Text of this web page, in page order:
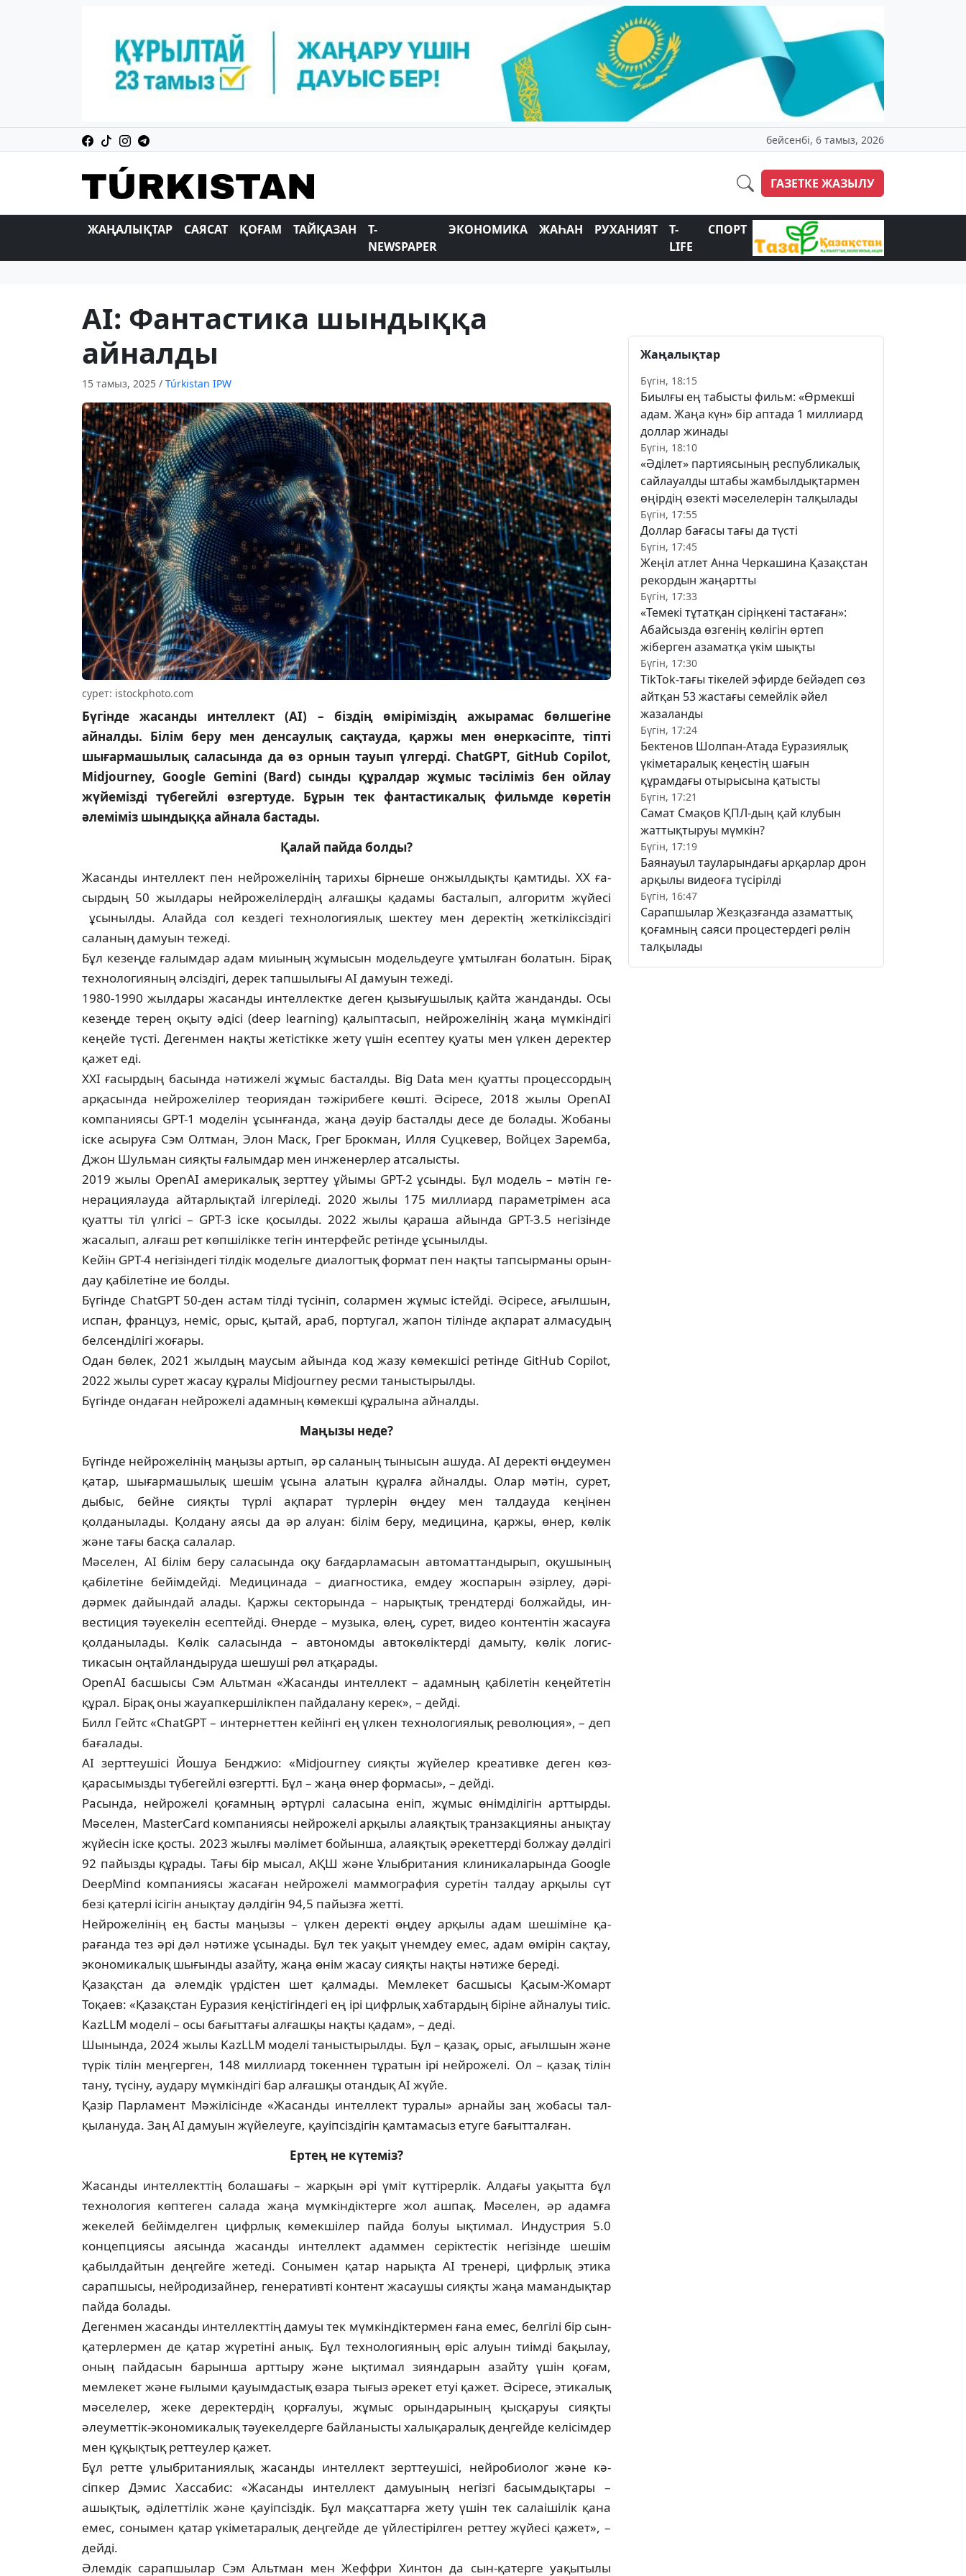
бейсенбі, 6 тамыз, 2026
ГАЗЕТКЕ ЖАЗЫЛУ
ЖАҢАЛЫҚТАР САЯСАТ ҚОҒАМ ТАЙҚАЗАН
T-
NEWSPAPER
ЭКОНОМИКА ЖАҺАН РУХАНИЯТ
T-
LIFE
СПОРТ
AI: Фантастика шындыққа
айналды
15 тамыз, 2025 / Túrkіstan IPW
сурет: istockphoto.com
Бүгінде жасанды интеллект (AI) – біздің өміріміздің ажырамас бөлшегіне
айналды. Білім беру мен денсаулық сақтауда, қаржы мен өнеркәсіпте, тіпті
шығармашылық саласында да өз орнын тауып үлгерді. ChatGPT, GitHub Copilot,
Midjourney, Google Gemini (Bard) сынды құралдар жұмыс тәсіліміз бен ойлау
жүйемізді түбегейлі өзгертуде. Бұрын тек фантастикалық фильмде көретін
әлеміміз шындыққа айнала бастады.
Қалай пайда болды?
Жасанды интеллект пен ней­ро­же­лінің тари­хы бірнеше онжыл­дық­ты қамтиды. ХХ ға­
сырдың 50 жылдары ней­рожелілердің алғашқы қадамы бас­та­лып, алгоритм жүйесі
ұсынылды. Алайда сол кездегі технологиялық шектеу мен де­­­ректің жеткіліксіздігі
саланың да­муын тежеді.
Бұл кезеңде ғалымдар адам миының жұ­мысын модельдеуге ұмтылған болатын. Бір­ақ
технологияның әлсіздігі, дерек тап­шы­лығы AI дамуын тежеді.
1980-1990 жылдары жасанды ин­тел­лект­ке деген қызығушылық қайта жан­дан­ды. Осы
кезеңде терең оқыту әдісі (deep learning) қалыптасып, нейрожелінің жаңа мүм­кіндігі
кеңейе түсті. Дегенмен нақты же­тістікке жету үшін есептеу қуаты мен үл­кен деректер
қажет еді.
XXI ғасырдың басында нәтижелі жұ­мыс басталды. Big Data мен қуатты про­цес­сор­дың
арқасында нейрожелілер тео­рия­дан тәжірибеге көшті. Әсіресе, 2018 жылы OpenAI
компаниясы GPT-1 моделін ұсын­ған­да, жаңа дәуір басталды десе де болады. Жо­баны
іске асыруға Сэм Олтман, Элон Маск, Грег Брокман, Илля Суцкевер, Войцех Заремба,
Джон Шульман сияқты ғалымдар мен инженерлер атсалысты.
2019 жылы OpenAI америкалық зерттеу ұйы­мы GPT-2 ұсынды. Бұл модель – мәтін ге­
нерациялауда айтарлықтай ілгеріледі. 2020 жылы 175 миллиард параметрімен аса
қуат­ты тіл үлгісі – GPT-3 іске қосылды. 2022 жылы қараша айында GPT-3.5 негі­зін­де
жасалып, алғаш рет көпшілікке тегін ин­т­ерфейс ретінде ұсынылды.
Кейін GPT-4 негізіндегі тілдік модельге диа­логтық формат пен нақты тапсырманы орын­
дау қабілетіне ие болды.
Бүгінде ChatGPT 50-ден астам тілді тү­сініп, солармен жұмыс істейді. Әсіресе, ағыл­шын,
испан, француз, неміс, орыс, қы­тай, араб, португал, жапон тілінде ақпа­рат алмасудың
белсенділігі жоғары.
Одан бөлек, 2021 жылдың маусым айын­да код жазу көмекшісі ретінде GitHub Copilot,
2022 жылы сурет жасау құралы Midjourney ресми таныстырылды.
Бүгінде ондаған нейрожелі адамның кө­мекші құралына айналды.
Маңызы неде?
Бүгінде нейрожелінің маңызы артып, әр саланың тынысын ашуда. AI де­рек­ті өңдеумен
қатар, шығармашылық ше­шім ұсына алатын құралға айналды. Олар мәтін, сурет,
дыбыс, бейне сияқты түр­лі ақпарат түрлерін өңдеу мен талдауда кеңі­нен
қолданылады. Қолдану аясы да әр алуан: білім беру, медицина, қаржы, өнер, кө­лік
және тағы басқа салалар.
Мәселен, AI білім беру саласында оқу бағ­­­­дарламасын автоматтандырып, оқу­шы­ның
қабілетіне бейімдейді. Медицинада – диаг­ностика, емдеу жоспарын әзірлеу, дә­рі-
дәрмек дайындай алады. Қаржы сек­то­рында – нарықтық трендтерді болжайды, ин­
вестиция тәуекелін есептейді. Өнерде – музыка, өлең, сурет, видео контентін жасау­ға
қолданылады. Көлік саласында – авто­ном­ды автокөліктерді дамыту, көлік ло­гис­
тикасын оңтайландыруда шешуші рөл атқарады.
OpenAI басшысы Сэм Альтман «Жа­сан­ды интеллект – адамның қабілетін кеңей­те­тін
құрал. Бірақ оны жауапкершілікпен пай­далану керек», – дейді.
Билл Гейтс «ChatGPT – интернеттен кейін­гі ең үлкен технологиялық револю­ция», – деп
бағалады.
AI зерттеушісі Йошуа Бенджио: «Midjourney сияқты жүйелер креативке деген көз­
қарасымызды түбегейлі өзгертті. Бұл – жаңа өнер формасы», – дейді.
Расында, нейрожелі қоғамның әртүрлі са­ласына еніп, жұмыс өнімділігін арттыр­ды.
Мәселен, MasterCard компаниясы нейро­желі арқылы алаяқтық транзакцияны анықтау
жүйесін іске қосты. 2023 жылғы мә­лімет бойынша, алаяқтық әрекеттерді бол­жау дәлдігі
92 пайызды құрады. Тағы бір мы­сал, АҚШ және Ұлыбритания кли­ни­каларында Google
DeepMind компаниясы жа­саған нейрожелі маммография суретін тал­дау арқылы сүт
безі қатерлі ісігін анық­тау дәлдігін 94,5 пайызға жетті.
Нейрожелінің ең басты маңызы – үл­кен деректі өңдеу арқылы адам шешіміне қа­
рағанда тез әрі дәл нәтиже ұсынады. Бұл тек уақыт үнемдеу емес, адам өмірін сақтау,
экономикалық шығынды азайту, жаңа өнім жасау сияқты нақты нәтиже береді.
Қазақстан да әлемдік үрдістен шет қал­мады. Мемлекет басшысы Қасым-Жомарт
Тоқаев: «Қазақстан Еуразия кеңістігіндегі ең ірі цифрлық хабтардың біріне айналуы тиіс.
KazLLM моделі – осы бағыттағы ал­ғаш­қы нақты қадам», – деді.
Шынында, 2024 жылы KazLLM моделі та­ныстырылды. Бұл – қазақ, орыс, ағылшын жә­не
түрік тілін меңгерген, 148 миллиард то­кеннен тұратын ірі нейрожелі. Ол – қазақ ті­лін
тану, түсіну, аудару мүмкіндігі бар ал­ғашқы отандық AI жүйе.
Қазір Парламент Мәжілісінде «Жасанды ин­теллект туралы» арнайы заң жобасы тал­
қылануда. Заң AI дамуын жүйелеуге, қауіп­сіздігін қамтамасыз етуге бағытталған.
Ертең не күтеміз?
Жасанды интеллекттің болашағы – жарқын әрі үміт күттірерлік. Ал­да­ғы уақытта бұл
технология көптеген са­лада жаңа мүмкіндіктерге жол ашпақ. Мә­селен, әр адамға
жекелей бейімделген цифрлық көмекшілер пайда болуы ық­тимал. Индустрия 5.0
концепциясы ая­сын­да жасанды интеллект адаммен серіктестік негізінде шешім
қабылдайтын деңгейге жетеді. Сонымен қатар нарықта AI тренері, цифр­лық этика
сарапшысы, нейроди­зай­нер, генеративті контент жасаушы сияқты жаңа мамандықтар
пайда болады.
Дегенмен жасанды интеллекттің дамуы тек мүмкіндіктермен ғана емес, белгілі бір сын-
қатерлермен де қатар жүретіні анық. Бұл технологияның өріс алуын тиімді ба­қылау,
оның пайдасын барынша арттыру және ықтимал зияндарын азайту үшін қо­ғам,
мемлекет және ғылыми қауымдас­тық өзара тығыз әрекет етуі қажет. Әсіресе, эти­калық
мәселелер, жеке деректердің қор­ғалуы, жұмыс орындарының қысқаруы сияқ­ты
әлеуметтік-экономикалық тәуе­кел­дерге байланысты халықаралық деңгейде келісімдер
мен құқықтық реттеулер қажет.
Бұл ретте ұлыбританиялық жасанды ин­теллект зерттеушісі, нейробиолог және кә­
сіпкер Дэмис Хассабис: «Жасанды ин­тел­лект дамуының негізгі басымдықтары –
ашықтық, әділеттілік және қауіпсіздік. Бұл мақ­саттарға жету үшін тек салаішілік қана
емес, сонымен қатар үкіметаралық деңгей­де де үйлестірілген реттеу жүйесі қажет», –
дейді.
Әлемдік сарапшылар Сэм Альтман мен Жеффри Хинтон да сын-қатерге уақытылы
Жаңалықтар
Бүгін, 18:15
Биылғы ең табысты фильм: «Өрмекші
адам. Жаңа күн» бір аптада 1 миллиард
доллар жинады
Бүгін, 18:10
«Әділет» партиясының республикалық
сайлауалды штабы жамбылдықтармен
өңірдің өзекті мәселелерін талқылады
Бүгін, 17:55
Доллар бағасы тағы да түсті
Бүгін, 17:45
Жеңіл атлет Анна Черкашина Қазақстан
рекордын жаңартты
Бүгін, 17:33
«Темекі тұтатқан сіріңкені тастаған»:
Абайсызда өзгенің көлігін өртеп
жіберген азаматқа үкім шықты
Бүгін, 17:30
TikTok-тағы тікелей эфирде бейәдеп сөз
айтқан 53 жастағы семейлік әйел
жазаланды
Бүгін, 17:24
Бектенов Шолпан-Атада Еуразиялық
үкіметаралық кеңестің шағын
құрамдағы отырысына қатысты
Бүгін, 17:21
Самат Смақов ҚПЛ-дың қай клубын
жаттықтыруы мүмкін?
Бүгін, 17:19
Баянауыл тауларындағы арқарлар дрон
арқылы видеоға түсірілді
Бүгін, 16:47
Сарапшылар Жезқазғанда азаматтық
қоғамның саяси процестердегі рөлін
талқылады